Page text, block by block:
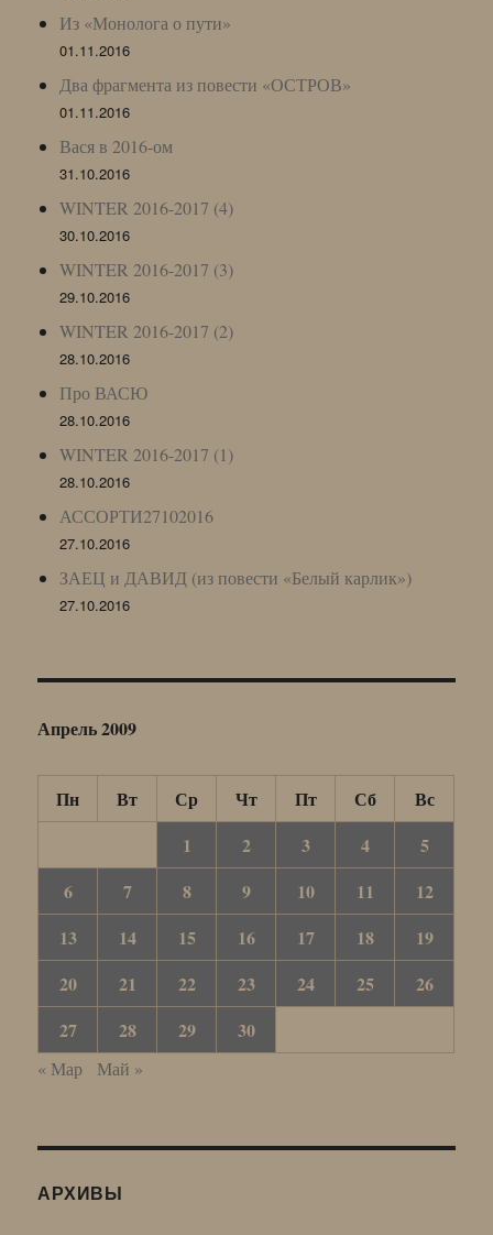
Из «Монолога о пути»
01.11.2016
Два фрагмента из повести «ОСТРОВ»
01.11.2016
Вася в 2016-ом
31.10.2016
WINTER 2016-2017 (4)
30.10.2016
WINTER 2016-2017 (3)
29.10.2016
WINTER 2016-2017 (2)
28.10.2016
Про ВАСЮ
28.10.2016
WINTER 2016-2017 (1)
28.10.2016
АССОРТИ27102016
27.10.2016
ЗАЕЦ и ДАВИД (из повести «Белый карлик»)
27.10.2016
Апрель 2009
Пн Вт Ср Чт Пт Сб
Вс
1
2 3 4
5
6
7 8 9 10 11
12
13
14 15 16 17 18
19
20
21 22 23 24 25
26
27
28 29 30
« Мар Май »
АРХИВЫ